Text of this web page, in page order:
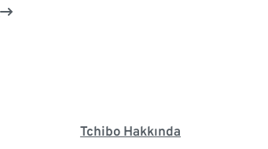
Tchibo Hakkında